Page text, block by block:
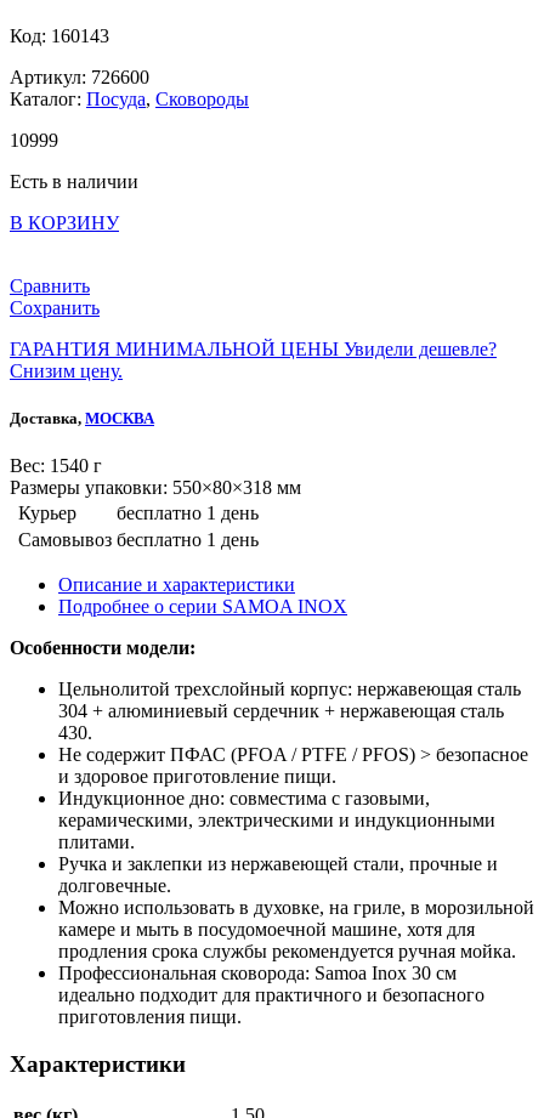
Код: 160143
Артикул: 726600
Каталог: Посуда, Сковороды
10999
Есть в наличии
В КОРЗИНУ
Сравнить
Сохранить
ГАРАНТИЯ МИНИМАЛЬНОЙ ЦЕНЫ Увидели дешевле?
Снизим цену.
Доставка, МОСКВА
Веc: 1540 г
Размеры упаковки: 550×80×318 мм
Курьер
бесплатно 1 день
Самовывоз бесплатно 1 день
Описание и характеристики
Подробнее о серии SAMOA INOX
Особенности модели:
Цельнолитой трехслойный корпус: нержавеющая сталь
304 + алюминиевый сердечник + нержавеющая сталь
430.
Не содержит ПФАС (PFOA / PTFE / PFOS) > безопасное
и здоровое приготовление пищи.
Индукционное дно: совместима с газовыми,
керамическими, электрическими и индукционными
плитами.
Ручка и заклепки из нержавеющей стали, прочные и
долговечные.
Можно использовать в духовке, на гриле, в морозильной
камере и мыть в посудомоечной машине, хотя для
продления срока службы рекомендуется ручная мойка.
Профессиональная сковорода: Samoa Inox 30 см
идеально подходит для практичного и безопасного
приготовления пищи.
Характеристики